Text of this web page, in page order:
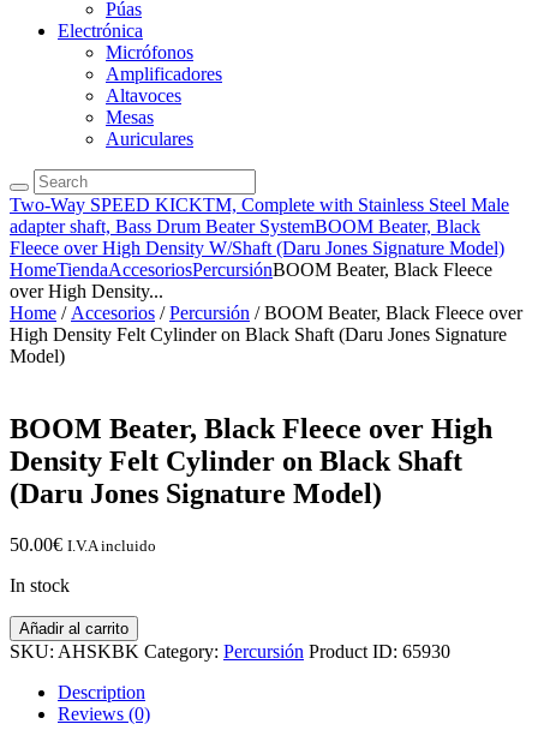
Púas
Electrónica
Micrófonos
Amplificadores
Altavoces
Mesas
Auriculares
Two-Way SPEED KICKTM, Complete with Stainless Steel Male
adapter shaft, Bass Drum Beater SystemBOOM Beater, Black
Fleece over High Density W/Shaft (Daru Jones Signature Model)
HomeTiendaAccesoriosPercursiónBOOM Beater, Black Fleece
over High Density...
Home / Accesorios /Percursión / BOOM Beater, Black Fleece over
High Density Felt Cylinder on Black Shaft (Daru Jones Signature
Model)
BOOM Beater, Black Fleece over High
Density Felt Cylinder on Black Shaft
(Daru Jones Signature Model)
50.00€ I.V.A incluido
In stock
BOOM
Beater,
Fleece
over
Añadir al carrito
SKU: AHSKBK Category: Percursión Product ID: 65930
Description
Reviews (0)